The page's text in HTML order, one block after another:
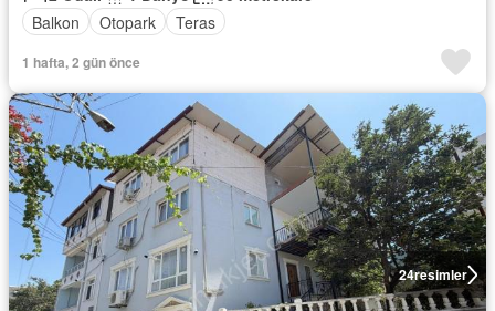
Balkon
Otopark Teras
1 hafta, 2 gün önce
24resimler